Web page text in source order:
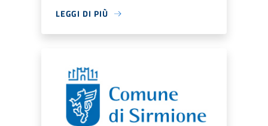
LEGGI DI PIÙ